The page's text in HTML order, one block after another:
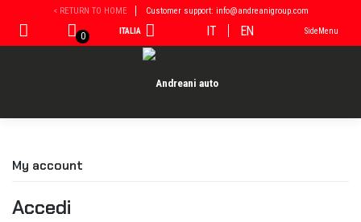
contenuto
< RETURN TO HOME Customer support: info@andreanigroup.com
0 ITALIA IT EN SideMenu
My account
Accedi